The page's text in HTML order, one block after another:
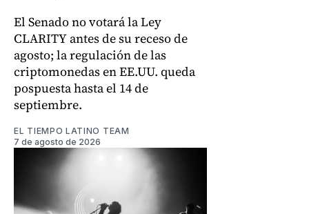
El Senado no votará la Ley
CLARITY antes de su receso de
agosto; la regulación de las
criptomonedas en EE.UU. queda
pospuesta hasta el 14 de
septiembre.
EL TIEMPO LATINO TEAM
7 de agosto de 2026